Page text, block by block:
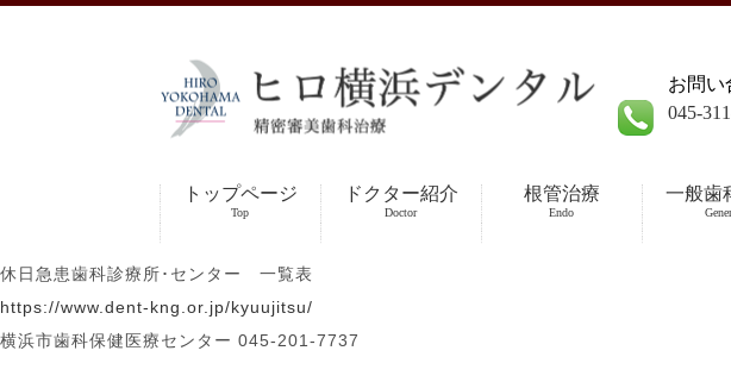
トップページ
Top
ドクター紹介
Doctor
根管治療
Endo
一般歯
お問い
045-
カテゴリ: お知らせ
2026年8月9日〜2026年8月16日までは夏期の休診となります。
休診期間中のお問い合わせ対応に関して
メールでのお問い合わせ返信に関して
痛み・仮歯が外れた等の急患対応に関して
大きな症状がなければ経過観察していただくか、またはお手数ですがお近くの休日急患診
休日急患歯科診療所･センター 一覧表
https://www.dent-kng.or.jp/kyuujitsu/
横浜市歯科保健医療センター 045-201-7737